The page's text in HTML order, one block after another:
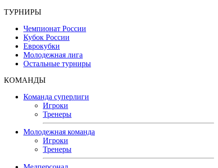
ТУРНИРЫ
Чемпионат России
Кубок России
Еврокубки
Молодежная лига
Остальные турниры
КОМАНДЫ
Команда суперлиги
Игроки
Тренеры
Молодежная команда
Игроки
Тренеры